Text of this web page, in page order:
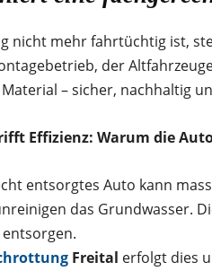
nicht mehr fahrtüchtig ist,
der
– sicher, nachhaltig
Effizienz: Warum die
entsorgtes Auto kann
das Grundwasser.
Freital erfolgt dies